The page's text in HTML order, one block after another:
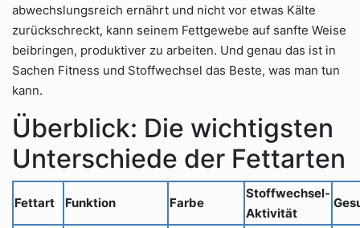
abwechslungsreich ernährt und nicht vor etwas Kälte
zurückschreckt, kann seinem Fettgewebe auf sanfte Weise
beibringen, produktiver zu arbeiten. Und genau das ist in
Sachen Fitness und Stoffwechsel das Beste, was man tun
kann.
Überblick: Die wichtigsten
Unterschiede der Fettarten
Fettart Funktion Farbe
Stoffwechsel-
Aktivität